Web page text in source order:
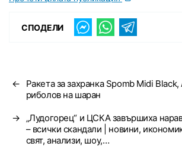
СПОДЕЛИ
←
Ракета за захранка Spomb Midi
риболов на шаран
→
„Лудогорец“ и ЦСКА завършиха
– всички скандали | новини,
свят, анализи, шоу,…